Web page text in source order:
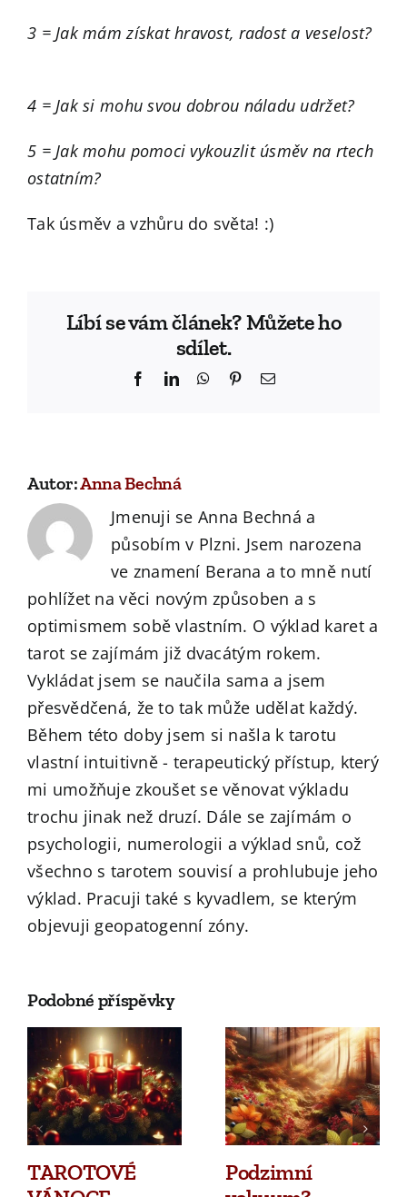
3 = Jak mám získat hravost, radost a veselost?
4 = Jak si mohu svou dobrou náladu udržet?
5 = Jak mohu pomoci vykouzlit úsměv na rtech
ostatním?
Tak úsměv a vzhůru do světa! :)
Líbí se vám článek? Můžete ho
sdílet.
FacebookLinkedInWhatsApp
PinterestEmail
Autor:Anna Bechná
Jmenuji se Anna Bechná a
působím v Plzni. Jsem narozena
ve znamení Berana a to mně nutí
pohlížet na věci novým způsoben a s
optimismem sobě vlastním. O výklad karet a
tarot se zajímám již dvacátým rokem.
Vykládat jsem se naučila sama a jsem
přesvědčená, že to tak může udělat každý.
Během této doby jsem si našla k tarotu
vlastní intuitivně - terapeutický přístup, který
mi umožňuje zkoušet se věnovat výkladu
trochu jinak než druzí. Dále se zajímám o
psychologii, numerologii a výklad snů, což
všechno s tarotem souvisí a prohlubuje jeho
výklad. Pracuji také s kyvadlem, se kterým
objevuji geopatogenní zóny.
Podobné příspěvky
TAROTOVÉ
Podzimní